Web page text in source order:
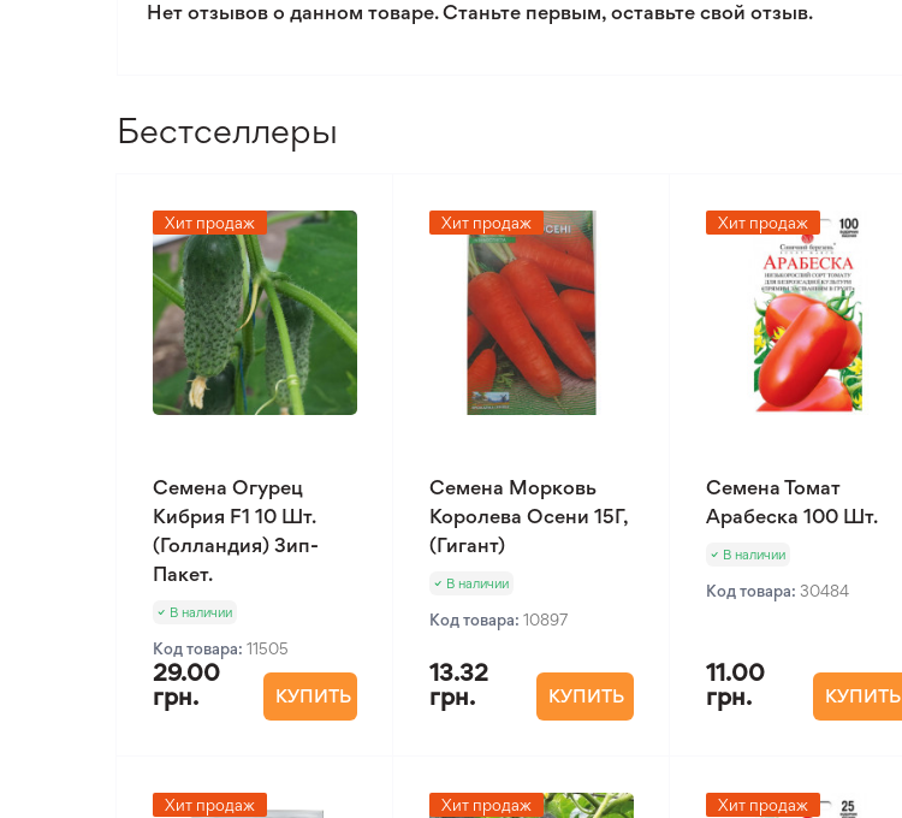
Нет отзывов о данном товаре. Станьте первым, оставьте свой отзыв.
Бестселлеры
Хит продаж
Семена Огурец
Кибрия F1 10 Шт.
(Голландия) Зип-
Пакет.
В наличии
Код товара: 11505
29.00
грн.
КУПИТЬ
Хит продаж
Семена Морковь
Королева Осени 15Г,
(Гигант)
В наличии
Код товара: 10897
13.32
грн.
КУПИТЬ
Хит продаж
Семена Томат
Арабеска 100 Шт.
В наличии
Код товара: 30484
11.00
грн.
КУПИТЬ
Хит продаж Хит продаж Хит продаж